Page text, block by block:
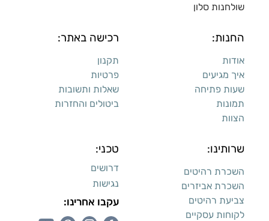
שולחנות סלון
החנות:
אודות
איך מגיעים
שעות פתיחה
תמונות
הצוות
רכישה באתר:
תקנון
פרטיות
שאלות ותשובות
ביטולים והחזרות
שרותינו:
השכרת רהיטים
השכרת אביזרים
צביעת רהיטים
לקוחות עסקיים
טכני:
דרושים
נגישות
עקבו אחרינו: